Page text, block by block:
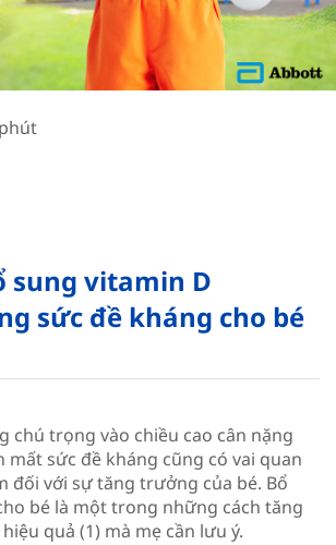
sung vitamin D
sức đề kháng cho bé
chú trọng vào chiều cao cân nặng
mất sức đề kháng cũng có vai quan
đối với sự tăng trưởng của bé. Bổ
bé là một trong những cách tăng
quả (1) mà mẹ cần lưu ý.​